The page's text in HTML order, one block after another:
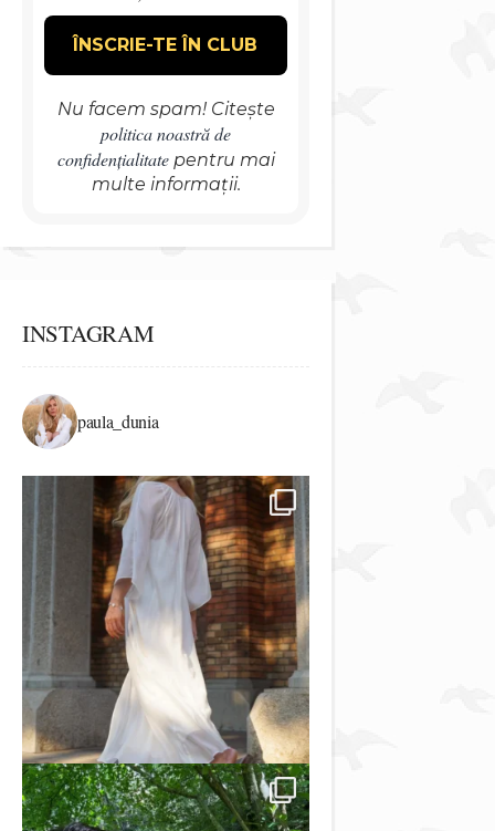
Nu facem spam! Citește
politica noastră de
confidențialitatepentru mai
multe informații.
INSTAGRAM
paula_dunia